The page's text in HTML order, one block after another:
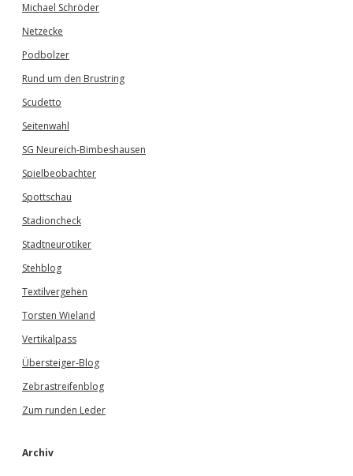
Michael Schröder
Netzecke
Podbolzer
Rund um den Brustring
Scudetto
Seitenwahl
SG Neureich-Bimbeshausen
Spielbeobachter
Spottschau
Stadioncheck
Stadtneurotiker
Stehblog
Textilvergehen
Torsten Wieland
Vertikalpass
Übersteiger-Blog
Zebrastreifenblog
Zum runden Leder
Archiv